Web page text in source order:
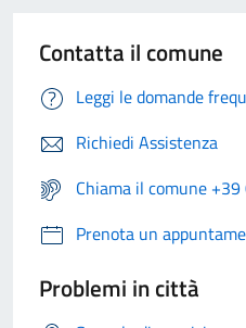
Contatta il comune
Leggi le domande
Richiedi Assistenza
Chiama il comune
Prenota un
Problemi in città